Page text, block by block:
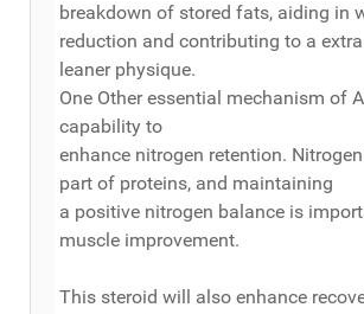
breakdown of stored fats, aiding in
reduction and contributing to a
leaner physique.
One Other essential mechanism of
capability to
enhance nitrogen retention.
part of proteins, and maintaining
a positive nitrogen balance is
muscle improvement.
This steroid will also enhance